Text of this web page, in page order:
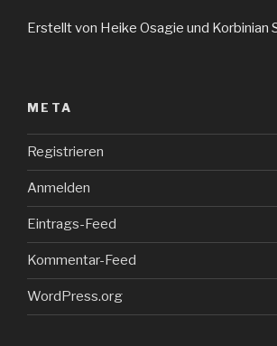
Erstellt von Heike Osagie und Korbinian
META
Registrieren
Anmelden
Eintrags-Feed
Kommentar-Feed
WordPress.org